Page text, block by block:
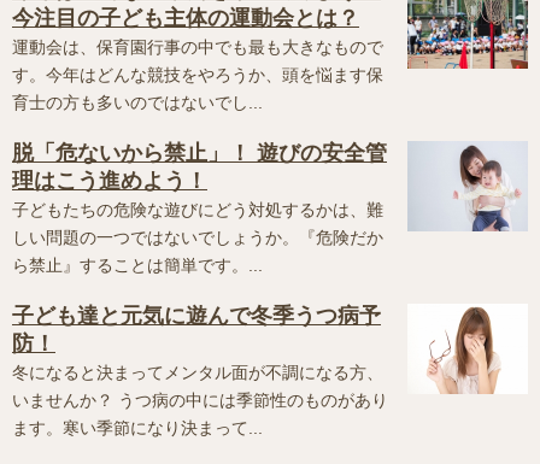
今注目の子ども主体の運動会とは？
運動会は、保育園行事の中でも最も大きなもので
す。今年はどんな競技をやろうか、頭を悩ます保
育士の方も多いのではないでし...
脱「危ないから禁止」！ 遊びの安全管
理はこう進めよう！
子どもたちの危険な遊びにどう対処するかは、難
しい問題の一つではないでしょうか。『危険だか
ら禁止』することは簡単です。...
子ども達と元気に遊んで冬季うつ病予
防！
冬になると決まってメンタル面が不調になる方、
いませんか？ うつ病の中には季節性のものがあり
ます。寒い季節になり決まって...